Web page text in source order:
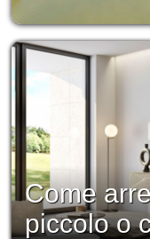
Come
piccolo o